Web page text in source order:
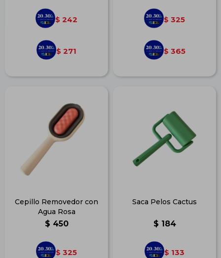
$ 242
$ 271
$ 325
$ 365
Cepillo Removedor con
Agua Rosa
$ 450
$ 325
Saca Pelos Cactus
$ 184
$ 133